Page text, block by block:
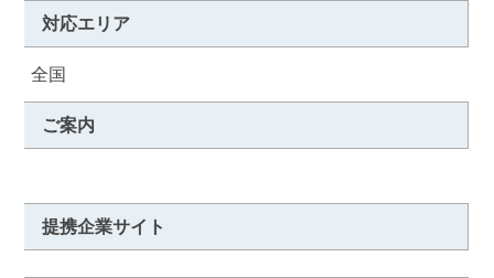
対応エリア
全国
ご案内
提携企業サイト